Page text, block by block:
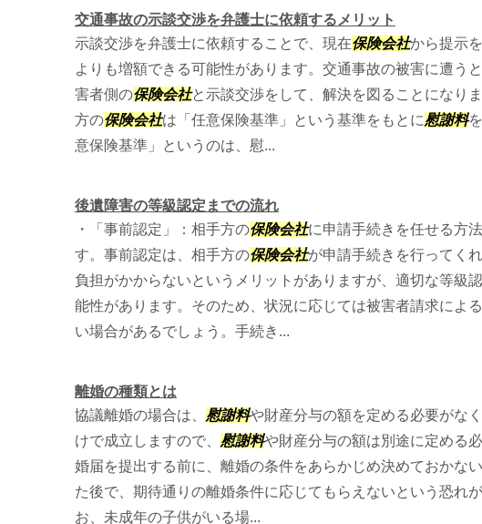
交通事故の示談交渉を弁護士に依頼するメリット
示談交渉を弁護士に依頼することで、現在保険会社から提示
よりも増額できる可能性があります。交通事故の被害に遭う
害者側の保険会社と示談交渉をして、解決を図ることになり
方の保険会社は「任意保険基準」という基準をもとに慰謝料
意保険基準」というのは、慰...
後遺障害の等級認定までの流れ
・「事前認定」：相手方の保険会社に申請手続きを任せる方
す。事前認定は、相手方の保険会社が申請手続きを行ってく
負担がかからないというメリットがありますが、適切な等級
能性があります。そのため、状況に応じては被害者請求によ
い場合があるでしょう。手続き...
離婚の種類とは
協議離婚の場合は、 慰謝料や財産分与の額を定める必要がな
けで成立しますので、 慰謝料や財産分与の額は別途に定める
婚届を提出する前に、離婚の条件をあらかじめ決めておかな
た後で、期待通りの離婚条件に応じてもらえないという恐れ
お、未成年の子供がいる場...